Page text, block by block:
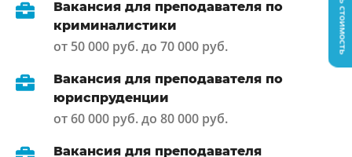
Вакансия для преподавателя по
криминалистики
от 50 000 руб. до 70 000 руб.
Вакансия для преподавателя по
юриспруденции
от 60 000 руб. до 80 000 руб.
Вакансия для преподавателя